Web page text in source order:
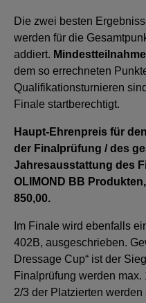
Die zwei besten
werden für die
addiert.
dem so errechneten
Qualifikationsturnieren
Finale startberechtigt.
Haupt-Ehrenpreis für
der Finalprüfung / des
Jahresausstattung des
OLIMOND BB
850,00.
Im Finale wird ebenfalls
402B, ausgeschrieben.
Dressage Cup“ ist der
Finalprüfung werden
2/3 der Platzierten